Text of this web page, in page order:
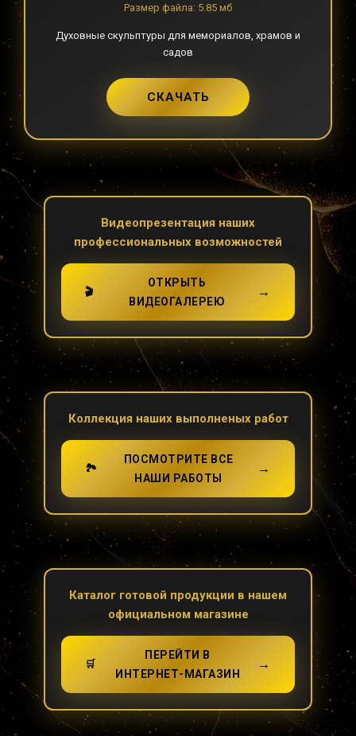
Размер файла: 5.85 мб
Духовные скульптуры для мемориалов, храмов и
садов
СКАЧАТЬ
Видеопрезентация наших
профессиональных возможностей
🎬
ОТКРЫТЬ
ВИДЕОГАЛЕРЕЮ
→
Коллекция наших выполненых работ
🏞️
ПОСМОТРИТЕ ВСЕ
НАШИ РАБОТЫ
→
Каталог готовой продукции в нашем
официальном магазине
🛒
ПЕРЕЙТИ В
ИНТЕРНЕТ-МАГАЗИН
→